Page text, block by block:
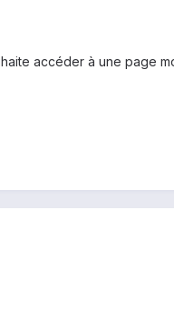
accéder à une page